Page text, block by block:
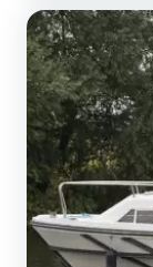
mètres, il sera
extraordinaires sur
pour...